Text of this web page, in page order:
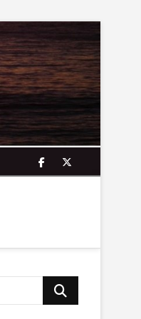
facebook
twitter
Search